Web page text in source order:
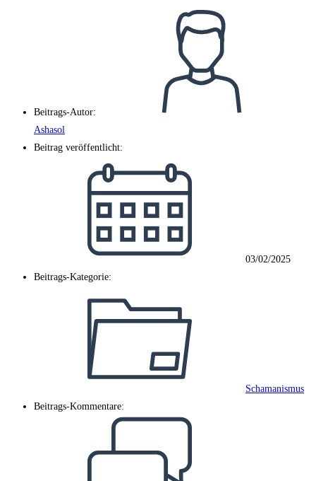
Beitrags-Autor:
Ashasol
Beitrag veröffentlicht:
03/02/2025
Beitrags-Kategorie:
Schamanismus
Beitrags-Kommentare: